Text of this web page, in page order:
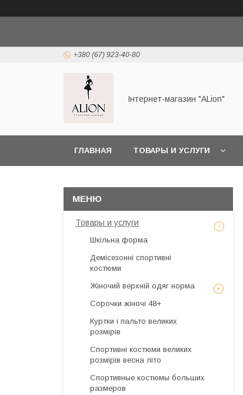
+380 (67) 923-40-80
Інтернет-магазин "ALіon"
ГЛАВНАЯ ТОВАРЫ И УСЛУГИ
Товары и услуги
Шкільна форма
Демісезонні спортивні
костюми
Жіночий верхній одяг норма
Сорочки жіночі 48+
Куртки і пальто великих
розмірів
Спортивні костюми великих
розмірів весна літо
Спортивные костюмы больших
размеров